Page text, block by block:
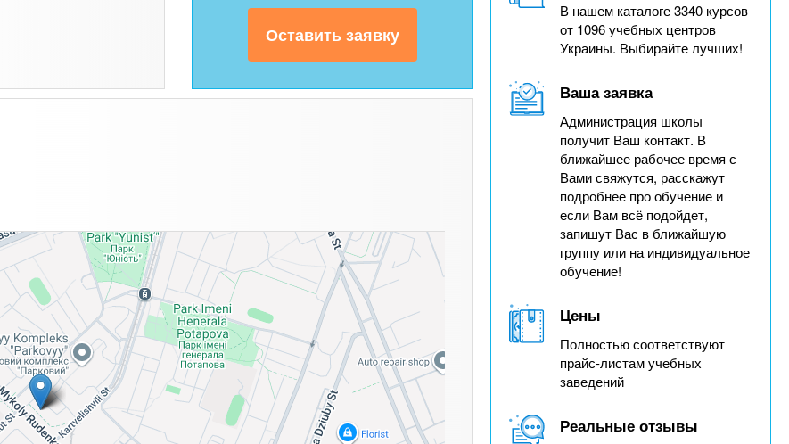
В нашем каталоге 3340 курсов
от 1096 учебных центров
Украины. Выбирайте лучших!
Ваша заявка
Администрация школы
получит Ваш контакт. В
ближайшее рабочее время с
Вами свяжутся, расскажут
подробнее про обучение и
если Вам всё подойдет,
запишут Вас в ближайшую
группу или на индивидуальное
обучение!
Цены
Полностью соответствуют
прайс-листам учебных
заведений
Реальные отзывы